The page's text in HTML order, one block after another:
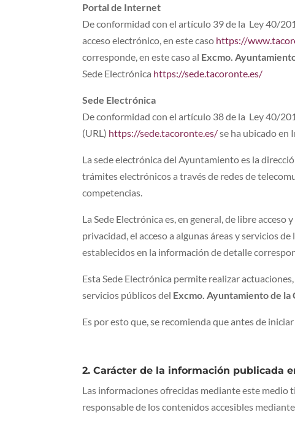
Portal de Internet
De conformidad con el artículo 39 de la Ley 40/
acceso electrónico, en este caso https://
corresponde, en este caso al Excmo.
Sede Electrónica https://sede.tacoronte.es/
Sede Electrónica
De conformidad con el artículo 38 de la Ley 40/
(URL) https://sede.tacoronte.es/se ha ubicado en
La sede electrónica del Ayuntamiento es la
trámites electrónicos a través de redes de
competencias.
La Sede Electrónica es, en general, de libre
privacidad, el acceso a algunas áreas y servicios
establecidos en la información de detalle
Esta Sede Electrónica permite realizar
servicios públicos del Excmo. Ayuntamiento de la
Es por esto que, se recomienda que antes de
2. Carácter de la información publicada
Las informaciones ofrecidas mediante este
responsable de los contenidos accesibles